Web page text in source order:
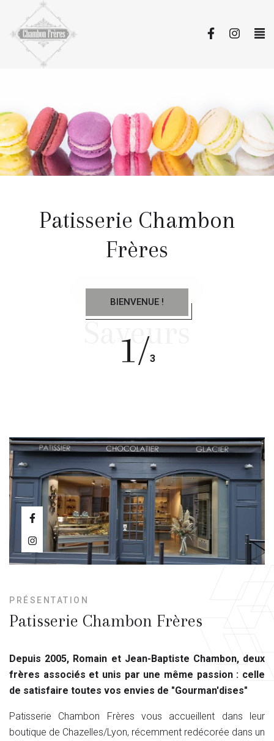
Saveurs
Patisserie Chambon
Frères
BIENVENUE !
1/3
PRÉSENTATION
Patisserie Chambon Frères
Depuis 2005, Romain et Jean-Baptiste Chambon, deux
frères associés et unis par une même passion : celle
de satisfaire toutes vos envies de "Gourman'dises"
Patisserie Chambon Frères vous accueillent dans leur
boutique de Chazelles/Lyon, récemment redécorée dans un